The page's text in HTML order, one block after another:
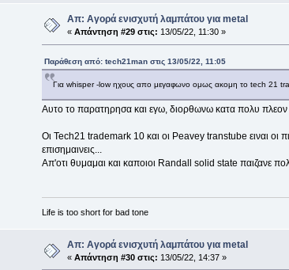
Απ: Αγορά ενισχυτή λαμπάτου για metal
« Απάντηση #29 στις: 13/05/22, 11:30 »
Παράθεση από: tech21man στις 13/05/22, 11:05
Για whisper -low ηχους απο μεγαφωνο ομως ακομη το tech 21
Αυτο το παρατηρησα και εγω, διορθωνω κατα πολυ πλεον
Οι Tech21 trademark 10 και οι Peavey transtube ειναι οι
επισημαινεις...
Απ'οτι θυμαμαι και καποιοι Randall solid state παιζανε
Life is too short for bad tone
Απ: Αγορά ενισχυτή λαμπάτου για metal
« Απάντηση #30 στις: 13/05/22, 14:37 »